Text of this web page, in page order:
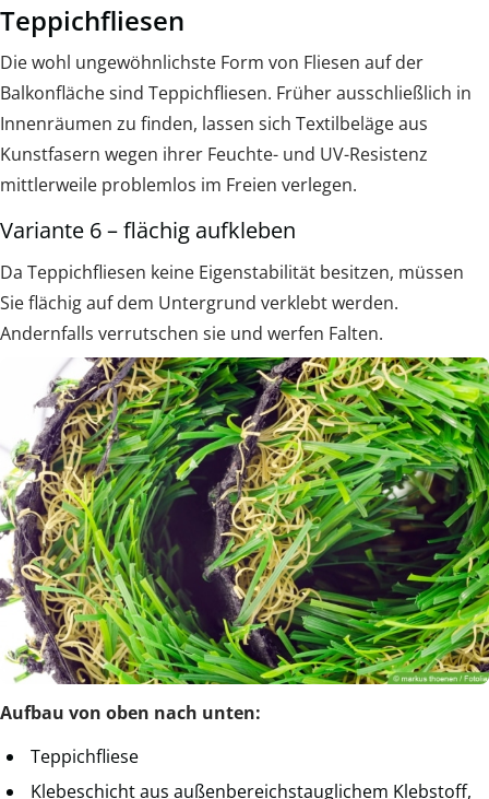
Teppichfliesen
Die wohl ungewöhnlichste Form von Fliesen auf der
Balkonfläche sind Teppichfliesen. Früher ausschließlich in
Innenräumen zu finden, lassen sich Textilbeläge aus
Kunstfasern wegen ihrer Feuchte- und UV-Resistenz
mittlerweile problemlos im Freien verlegen.
Variante 6 – flächig aufkleben
Da Teppichfliesen keine Eigenstabilität besitzen, müssen
Sie flächig auf dem Untergrund verklebt werden.
Andernfalls verrutschen sie und werfen Falten.
Aufbau von oben nach unten:
Teppichfliese
Klebeschicht aus außenbereichstauglichem Klebstoff,